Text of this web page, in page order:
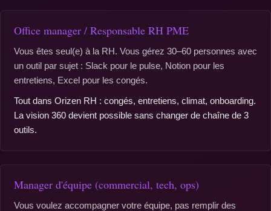
Office manager / Responsable RH PME
Vous êtes seul(e) à la RH. Vous gérez 30–60 personnes avec
un outil par sujet : Slack pour le pulse, Notion pour les
entretiens, Excel pour les congés.
Tout dans Orizen RH : congés, entretiens, climat, onboarding.
La vision 360 devient possible sans changer de chaîne de 3
outils.
Manager d'équipe (commercial, tech, ops)
Vous voulez accompagner votre équipe, pas remplir des